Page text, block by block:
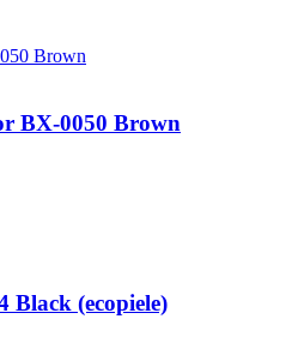
BX-0050 Brown
Black (ecopiele)